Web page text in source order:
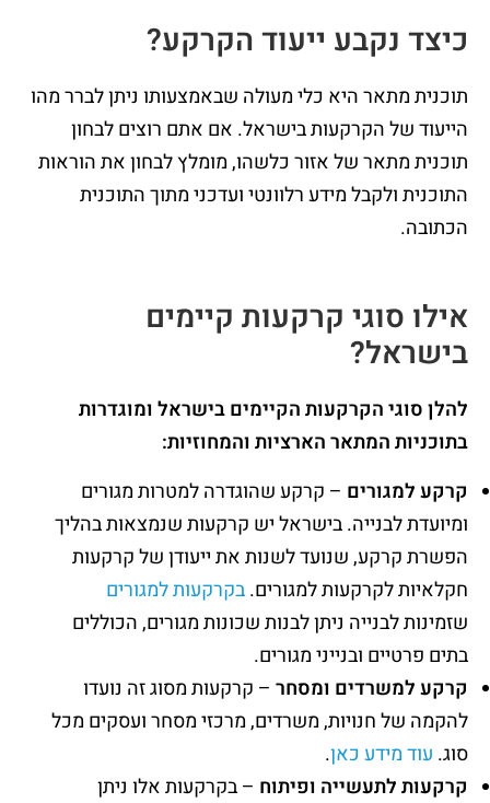
כיצד נקבע ייעוד הקרקע?
תוכנית מתאר היא כלי מעולה שבאמצעותו ניתן לברר מהו
הייעוד של הקרקעות בישראל. אם אתם רוצים לבחון
תוכנית מתאר של אזור כלשהו, מומלץ לבחון את הוראות
התוכנית ולקבל מידע רלוונטי ועדכני מתוך התוכנית
הכתובה.
אילו סוגי קרקעות קיימים
בישראל?
להלן סוגי הקרקעות הקיימים בישראל ומוגדרות
בתוכניות המתאר הארציות והמחוזיות:
קרקע למגורים – קרקע שהוגדרה למטרות מגורים
ומיועדת לבנייה. בישראל יש קרקעות שנמצאות בהליך
הפשרת קרקע, שנועד לשנות את ייעודן של קרקעות
חקלאיות לקרקעות למגורים.בקרקעות למגורים
שזמינות לבנייה ניתן לבנות שכונות מגורים, הכוללים
בתים פרטיים ובנייני מגורים.
קרקע למשרדים ומסחר – קרקעות מסוג זה נועדו
להקמה של חנויות, משרדים, מרכזי מסחר ועסקים מכל
סוג. עוד מידע כאן.
קרקעות לתעשייה ופיתוח – בקרקעות אלו ניתן